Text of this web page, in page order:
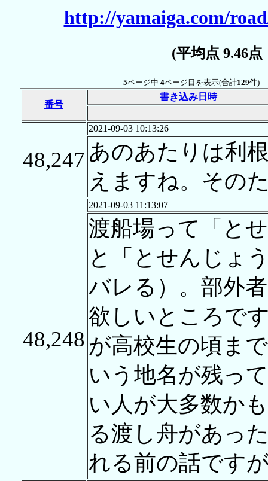
http://yamaiga.com/
(平均点 9.46
5ページ中 4ページ目を表示(合計129件)
番号
書き込み日時
48,247
2021-09-03 10:13:26
あのあたりは利
えますね。その
48,248
2021-09-03 11:13:07
渡船場って「と
と「とせんじょ
バレる）。部外
欲しいところで
が高校生の頃ま
いう地名が残っ
い人が大多数か
る渡し舟があっ
れる前の話です